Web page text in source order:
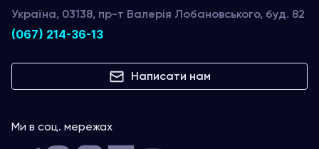
Україна, 03138, пр-т Валерія Лобановського, буд. 82
(067) 214-36-13
Написати нам
Ми в соц. мережах